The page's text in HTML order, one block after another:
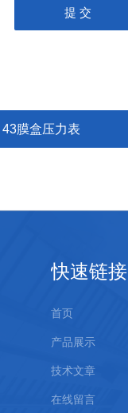
膜盒压力表
快速链接
首页
产品展示
技术文章
在线留言